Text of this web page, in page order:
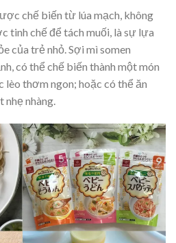
chế biến từ lúa mạch, không
tinh chế để tách muối, là sự lựa
của trẻ nhỏ. Sợi mì somen
có thể chế biến thành một món
thơm ngon; hoặc có thể ăn
nhàng.